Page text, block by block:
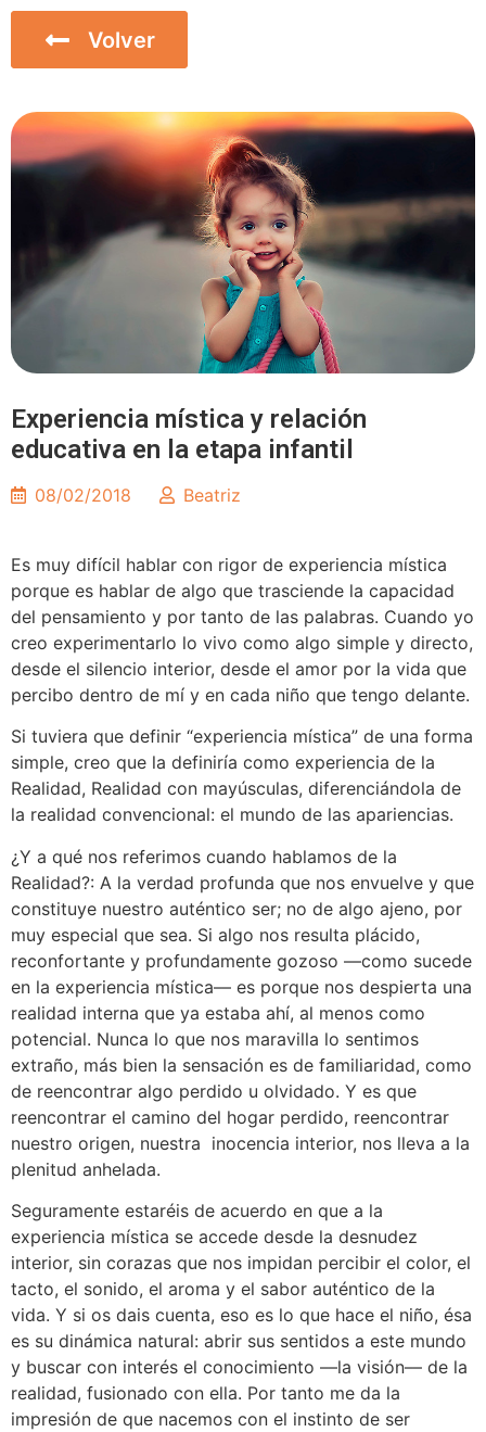
Volver
Experiencia mística y relación
educativa en la etapa infantil
08/02/2018 Beatriz
Es muy difícil hablar con rigor de experiencia mística
porque es hablar de algo que trasciende la capacidad
del pensamiento y por tanto de las palabras. Cuando yo
creo experimentarlo lo vivo como algo simple y directo,
desde el silencio interior, desde el amor por la vida que
percibo dentro de mí y en cada niño que tengo delante.
Si tuviera que definir “experiencia mística” de una forma
simple, creo que la definiría como experiencia de la
Realidad, Realidad con mayúsculas, diferenciándola de
la realidad convencional: el mundo de las apariencias.
¿Y a qué nos referimos cuando hablamos de la
Realidad?: A la verdad profunda que nos envuelve y que
constituye nuestro auténtico ser; no de algo ajeno, por
muy especial que sea. Si algo nos resulta plácido,
reconfortante y profundamente gozoso ––como sucede
en la experiencia mística–– es porque nos despierta una
realidad interna que ya estaba ahí, al menos como
potencial. Nunca lo que nos maravilla lo sentimos
extraño, más bien la sensación es de familiaridad, como
de reencontrar algo perdido u olvidado. Y es que
reencontrar el camino del hogar perdido, reencontrar
nuestro origen, nuestra inocencia interior, nos lleva a la
plenitud anhelada.
Seguramente estaréis de acuerdo en que a la
experiencia mística se accede desde la desnudez
interior, sin corazas que nos impidan percibir el color, el
tacto, el sonido, el aroma y el sabor auténtico de la
vida. Y si os dais cuenta, eso es lo que hace el niño, ésa
es su dinámica natural: abrir sus sentidos a este mundo
y buscar con interés el conocimiento ––la visión–– de la
realidad, fusionado con ella. Por tanto me da la
impresión de que nacemos con el instinto de ser